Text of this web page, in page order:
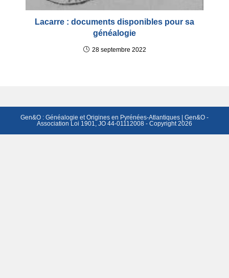
Lacarre : documents disponibles pour sa
généalogie
28 septembre 2022
Gen&O : Généalogie et Origines en Pyrénées-Atlantiques | Gen&O -
Association Loi 1901, JO 44-01112008 - Copyright 2026